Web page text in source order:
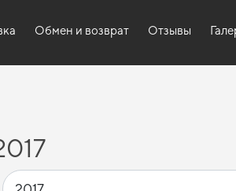
Обмен и возврат Отзывы